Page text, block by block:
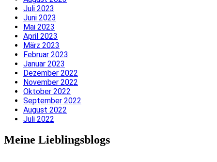
Juli 2023
Juni 2023
Mai 2023
April 2023
März 2023
Februar 2023
Januar 2023
Dezember 2022
November 2022
Oktober 2022
September 2022
August 2022
Juli 2022
Meine Lieblingsblogs